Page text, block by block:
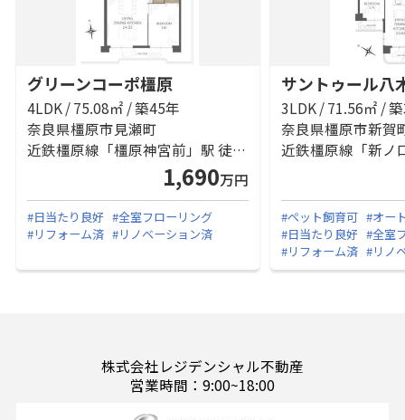
グリーンコーポ橿原
4LDK / 75.08㎡ / 築45年
奈良県橿原市見瀬町
近鉄橿原線「橿原神宮前」駅 徒歩6分
1,690万円
#日当たり良好 #全室フローリング
#リフォーム済 #リノベーション済
サントゥール八
3LDK / 71.56㎡ /
奈良県橿原市新賀
#ペット飼育可 #オー
#日当たり良好 #全室
#リフォーム済 #リノ
株式会社レジデンシャル不動産
営業時間：9:00~18:00